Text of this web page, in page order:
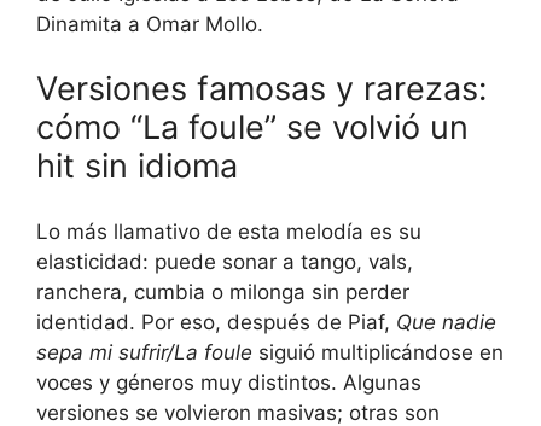
Dinamita a Omar Mollo.
Versiones famosas y rarezas:
cómo “La foule” se volvió un
hit sin idioma
Lo más llamativo de esta melodía es su
elasticidad: puede sonar a tango, vals,
ranchera, cumbia o milonga sin perder
identidad. Por eso, después de Piaf, Que nadie
sepa mi sufrir/La foule siguió multiplicándose en
voces y géneros muy distintos. Algunas
versiones se volvieron masivas; otras son